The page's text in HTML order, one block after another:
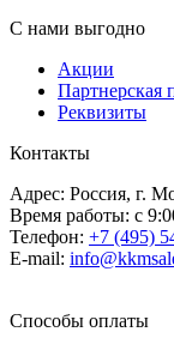
С нами выгодно
Акции
Партнерская
Реквизиты
Контакты
Адрес: Россия, г.
Время работы: с
Телефон: +7 (495)
E-mail:
Способы оплаты